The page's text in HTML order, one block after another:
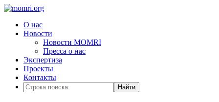
О нас
Новости
Новости MOMRI
Пресса о нас
Экспертиза
Проекты
Контакты
Найти